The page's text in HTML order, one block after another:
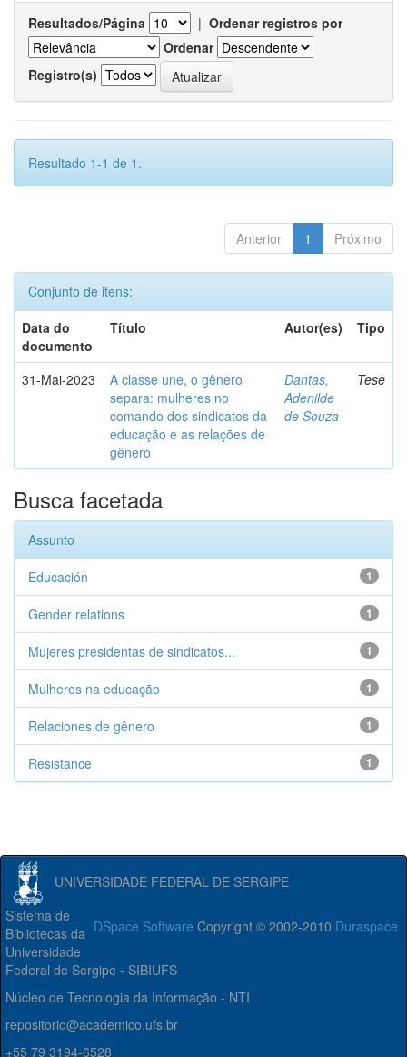
Resultados/Página | Ordenar registros por
Ordenar
Registro(s)
Resultado 1-1 de 1.
Anterior 1 Próximo
Conjunto de itens:
Data do
documento
Título Autor(es) Tipo
31-Mai-2023
A classe une, o gênero
separa: mulheres no
comando dos sindicatos da
educação e as relações de
gênero
Dantas,
Adenilde
de Souza
Tese
Busca facetada
Assunto
1
Educación
1
Gender relations
1
Mujeres presidentas de sindicatos...
1
Mulheres na educação
1
Relaciones de gênero
1
Resistance
UNIVERSIDADE FEDERAL DE SERGIPE
DSpace Software Copyright © 2002-2010 Duraspace
Sistema de
Bibliotecas da
Universidade
Federal de Sergipe - SIBIUFS
Núcleo de Tecnologia da Informação - NTI
repositorio@academico.ufs.br
+55 79 3194-6528